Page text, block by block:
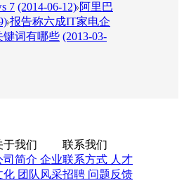
7 (2014-06-12) 阿里巴
报告称六成IT家电企
键词有哪些 (2013-03-
于我们
司简介 企业
化 团队风采
联系我们
联系方式 人才
招聘 问题反馈